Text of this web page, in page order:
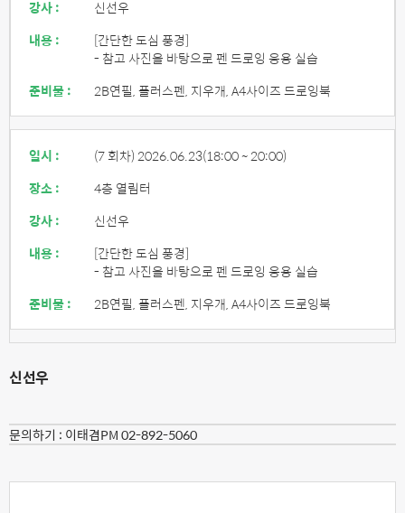
강사 :
신선우
내용 :
[간단한 도심 풍경]
- 참고 사진을 바탕으로 펜 드로잉 응용 실습
준비물 :
2B연필, 플러스펜, 지우개, A4사이즈 드로잉북
일시 : (7 회차) 2026.06.23(18:00 ~ 20:00)
장소 :
4층 열림터
강사 :
신선우
내용 :
[간단한 도심 풍경]
- 참고 사진을 바탕으로 펜 드로잉 응용 실습
준비물 :
2B연필, 플러스펜, 지우개, A4사이즈 드로잉북
신선우
문의하기 : 이태겸PM 02-892-5060